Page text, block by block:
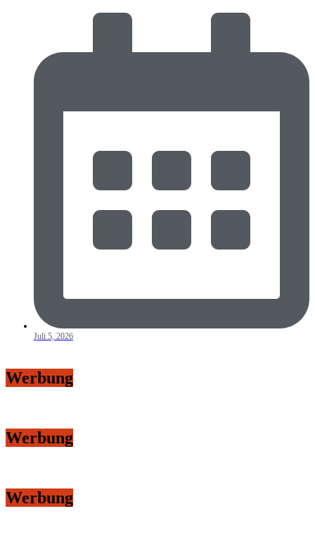
Juli 5, 2026
Werbung
Werbung
Werbung